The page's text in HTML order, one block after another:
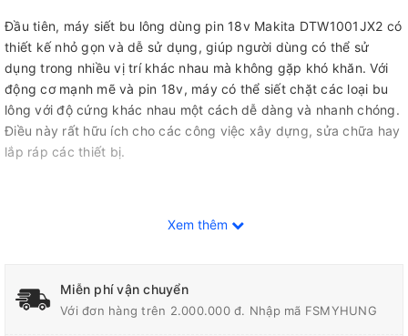
Đầu tiên, máy siết bu lông dùng pin 18v Makita DTW1001JX2 có
thiết kế nhỏ gọn và dễ sử dụng, giúp người dùng có thể sử
dụng trong nhiều vị trí khác nhau mà không gặp khó khăn. Với
động cơ mạnh mẽ và pin 18v, máy có thể siết chặt các loại bu
lông với độ cứng khác nhau một cách dễ dàng và nhanh chóng.
Điều này rất hữu ích cho các công việc xây dựng, sửa chữa hay
lắp ráp các thiết bị.
Máy còn có tính năng tự động ngắt khi đạt mức siết đủ, giúp
máy và giảm thiểu tình trạng hỏng hóc.
Một điểm đặc biệt nổi bật của máy siết bu lông này là sử dụng
Xem thêm
Miễn phí vận chuyển
Với đơn hàng trên 2.000.000 đ. Nhập mã FSMYHUNG